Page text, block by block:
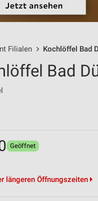
Filialen Kochlöffel Bad
Bad
Geöffnet
längeren Öffnungszeiten